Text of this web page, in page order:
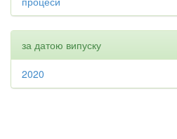
за датою випуску
2020